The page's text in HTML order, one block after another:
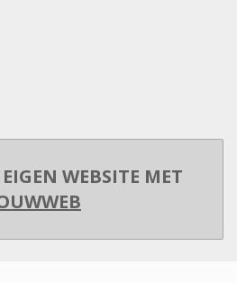
WEBSITE MET